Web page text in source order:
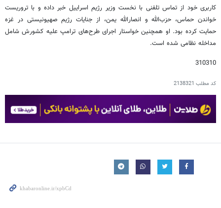
کاربری خود از تماس تلفنی با نخست وزیر رژیم اسراییل خبر داده و با تروریست
خواندن حماس، حزب‌الله و انصارالله یمن، از جنایات رژیم صهیونیستی در غزه
حمایت کرده بود. او همچنین خواستار اجرای طرح‌های ترامپ علیه کشورش شامل
مداخله نظامی شده است.
310310
کد مطلب 2138321